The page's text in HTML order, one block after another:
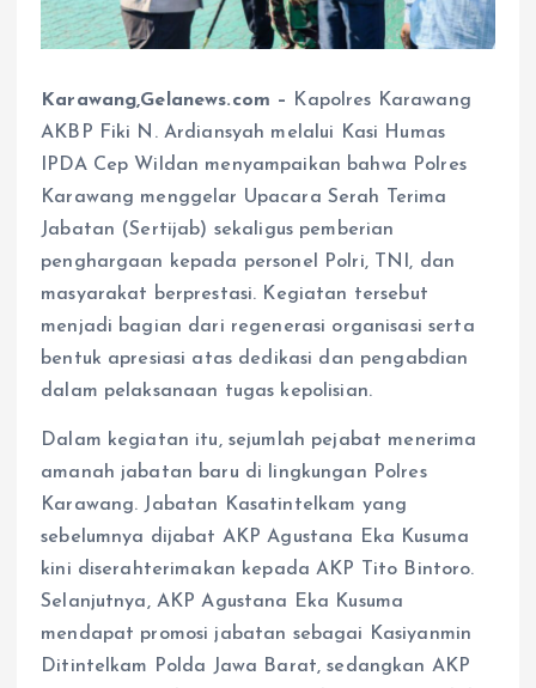
Karawang,Gelanews.com –
Kapolres Karawang
AKBP Fiki N. Ardiansyah melalui Kasi Humas
IPDA Cep Wildan menyampaikan bahwa Polres
Karawang menggelar Upacara Serah Terima
Jabatan (Sertijab) sekaligus pemberian
penghargaan kepada personel Polri, TNI, dan
masyarakat berprestasi. Kegiatan tersebut
menjadi bagian dari regenerasi organisasi serta
bentuk apresiasi atas dedikasi dan pengabdian
dalam pelaksanaan tugas kepolisian.
Dalam kegiatan itu, sejumlah pejabat menerima
amanah jabatan baru di lingkungan Polres
Karawang. Jabatan Kasatintelkam yang
sebelumnya dijabat AKP Agustana Eka Kusuma
kini diserahterimakan kepada AKP Tito Bintoro.
Selanjutnya, AKP Agustana Eka Kusuma
mendapat promosi jabatan sebagai Kasiyanmin
Ditintelkam Polda Jawa Barat, sedangkan AKP